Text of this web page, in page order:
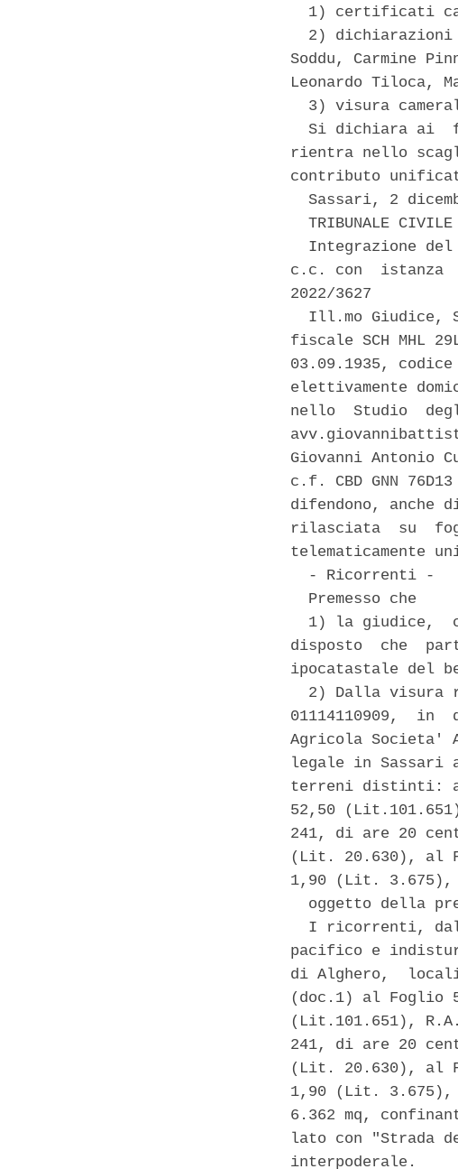
1) certificati
2)
Soddu, Carmine
Leonardo Tiloca,
3) visura
Si dichiara ai
rientra nello
contributo
Sassari, 2
TRIBUNALE CIVILE
Integrazione
c.c. con  istanza
2022/3627
Ill.mo Giudice,
fiscale SCH MHL
03.09.1935,
elettivamente
nello  Studio
Giovanni Antonio
c.f. CBD GNN
difendono,
rilasciata  su
telematicamente
  - Ricorrenti -
  Premesso che
1) la giudice,
disposto  che
ipocatastale del
2) Dalla visura
01114110909,  in
Agricola Societa'
legale in
terreni distinti: al
52,50
241, di are 20
(Lit. 20.630), al
1,90 (Lit. 3.675),
oggetto della
I ricorrenti,
pacifico e
di Alghero,
(doc.1) al Foglio
(Lit.101.651),
241, di are 20
(Lit. 20.630), al
1,90 (Lit.
6.362 mq,
lato con "Strada
interpoderale.